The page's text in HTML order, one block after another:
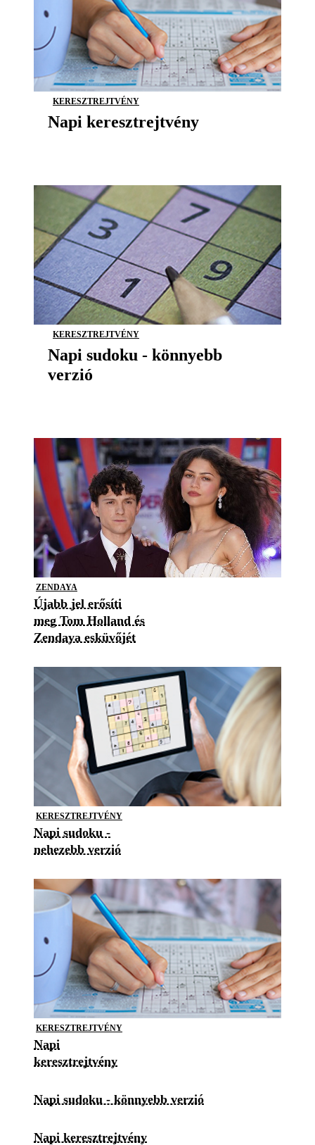
KERESZTREJTVÉNY
Napi keresztrejtvény
KERESZTREJTVÉNY
Napi sudoku - könnyebb
verzió
ZENDAYA
Újabb jel erősíti
meg Tom Holland és
Zendaya esküvőjét
KERESZTREJTVÉNY
Napi sudoku -
nehezebb verzió
KERESZTREJTVÉNY
Napi
keresztrejtvény
Napi sudoku - könnyebb verzió
Napi keresztrejtvény